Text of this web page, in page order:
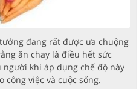
đang rất được ưa chuộng
ăn chay là điều hết sức
khi áp dụng chế độ này
công việc và cuộc sống.